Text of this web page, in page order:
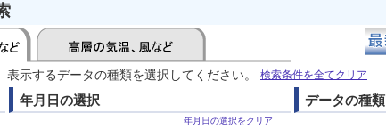
示するデータの種類を選択してください。 検索条件を全てクリア
年月日の選択
年月日の選択をクリア
データの種類